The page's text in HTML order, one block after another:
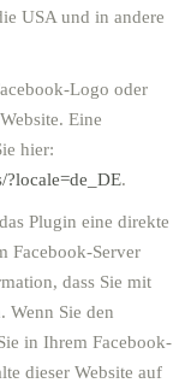
USA und in andere
Logo oder
Eine
hier:
?locale=de_DE.
Plugin eine direkte
Facebook-Server
dass Sie mit
Wenn Sie den
in Ihrem Facebook-
dieser Website auf